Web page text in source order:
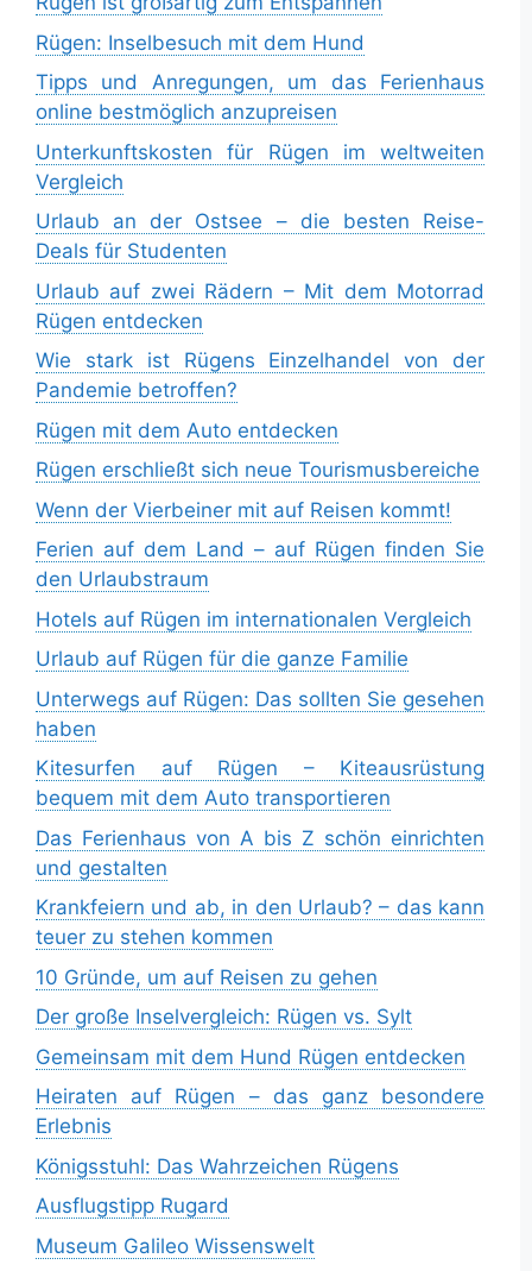
Rügen: Inselbesuch mit dem Hund
Tipps und Anregungen, um das Ferienhaus
online bestmöglich anzupreisen
Unterkunftskosten für Rügen im weltweiten
Vergleich
Urlaub an der Ostsee – die besten Reise-
Deals für Studenten
Urlaub auf zwei Rädern – Mit dem Motorrad
Rügen entdecken
Wie stark ist Rügens Einzelhandel von der
Pandemie betroffen?
Rügen mit dem Auto entdecken
Rügen erschließt sich neue Tourismusbereiche
Wenn der Vierbeiner mit auf Reisen kommt!
Ferien auf dem Land – auf Rügen finden Sie
den Urlaubstraum
Hotels auf Rügen im internationalen Vergleich
Urlaub auf Rügen für die ganze Familie
Unterwegs auf Rügen: Das sollten Sie gesehen
haben
Kitesurfen auf Rügen – Kiteausrüstung
bequem mit dem Auto transportieren
Das Ferienhaus von A bis Z schön einrichten
und gestalten
Krankfeiern und ab, in den Urlaub? – das kann
teuer zu stehen kommen
10 Gründe, um auf Reisen zu gehen
Der große Inselvergleich: Rügen vs. Sylt
Gemeinsam mit dem Hund Rügen entdecken
Heiraten auf Rügen – das ganz besondere
Erlebnis
Königsstuhl: Das Wahrzeichen Rügens
Ausflugstipp Rugard
Museum Galileo Wissenswelt